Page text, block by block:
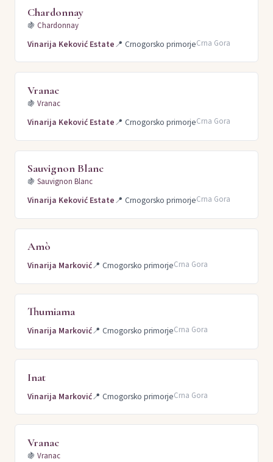
Chardonnay
🍇 Chardonnay
Vinarija Keković Estate📍 Crnogorsko primorjeCrna Gora
Vranac
🍇 Vranac
Vinarija Keković Estate📍 Crnogorsko primorjeCrna Gora
Sauvignon Blanc
🍇 Sauvignon Blanc
Vinarija Keković Estate📍 Crnogorsko primorjeCrna Gora
Amò
Vinarija Marković📍 Crnogorsko primorjeCrna Gora
Thumiama
Vinarija Marković📍 Crnogorsko primorjeCrna Gora
Inat
Vinarija Marković📍 Crnogorsko primorjeCrna Gora
Vranac
🍇 Vranac